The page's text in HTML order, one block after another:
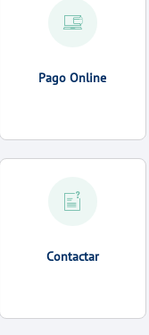
Pago Online
Contactar